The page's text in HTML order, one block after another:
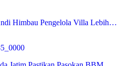
Himbau Pengelola Villa Lebih…